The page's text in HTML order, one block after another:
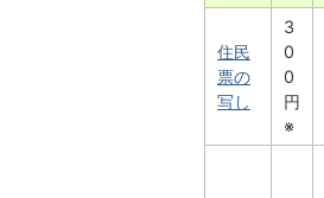
住民
票の
写し
3
0
0
円
※